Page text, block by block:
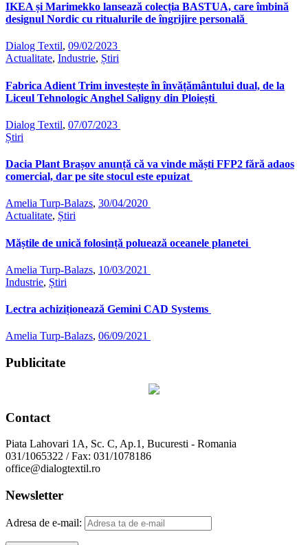
IKEA și Marimekko lansează colecția BASTUA, care îmbină
designul Nordic cu ritualurile de îngrijire personală
Dialog Textil, 09/02/2023
Actualitate, Industrie, Știri
Fabrica Adient Trim investește în învățământului dual, de la
Liceul Tehnologic Anghel Saligny din Ploiești
Dialog Textil, 07/07/2023
Știri
Dacia Plant Brașov anunță că va vinde măști FFP2 fără adaos
comercial, dar pe site stocul este epuizat
Amelia Turp-Balazs, 30/04/2020
Actualitate, Știri
Măștile de unică folosință poluează oceanele planetei
Amelia Turp-Balazs, 10/03/2021
Industrie, Știri
Lectra achiziționează Gemini CAD Systems
Amelia Turp-Balazs, 06/09/2021
Publicitate
Contact
Piata Lahovari 1A, Sc. C, Ap.1, Bucuresti - Romania
031/1065322 / Fax: 031/1078186
office@dialogtextil.ro
Newsletter
Adresa de e-mail: